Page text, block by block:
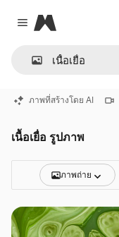
Close menu
Magnific
ภาพที่สร้างโดย AI
เนื้อเยื่อ รูปภาพ
ภาพถ่าย